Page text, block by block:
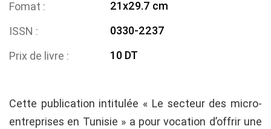
Fomat
21x29.7 cm
ISSN
0330-2237
Prix de livre
10 DT
Cette publication intitulée « Le secteur des micro-
entreprises en Tunisie » a pour vocation d’offrir une